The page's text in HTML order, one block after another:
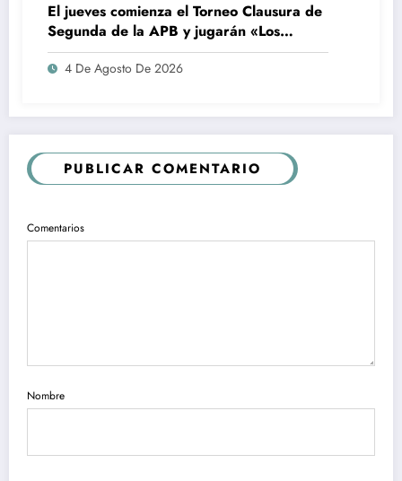
El jueves comienza el Torneo Clausura de
Segunda de la APB y jugarán «Los
Buitres» en Rojas
4 De Agosto De 2026
PUBLICAR COMENTARIO
Comentarios
Nombre